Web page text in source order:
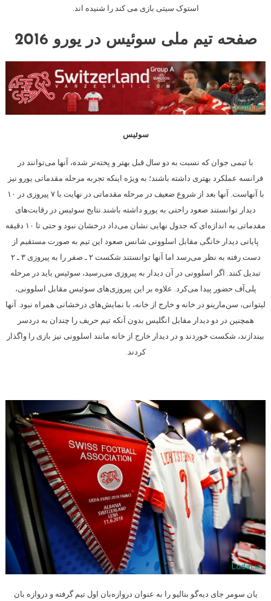
استوک سیتی بازی می کند را شنیده اند.
صفحه تیم ملی سوئیس در یورو 2016
سوئیس
با تیمی جوان که نسبت به دو سال قبل بهتر و پخته‌تر شده، آنها می‌توانند در
فرانسه عملکرد بهتری داشته ‏باشند؛ به ویژه اینکه تجربه مرحله مقدماتی یورو نیز
با آنهاست. آنها بعد از شروع ضعیف در مرحله ‏مقدماتی در نهایت با ۷ پیروزی در ۱۰
دیدار توانستند صعود راحتی به یورو داشته باشند‎.‎نتایج سوئیس در رقابت‌های
مقدماتی به اندازه‌ای که جدول نهایی نشان می‌داد درخشان نبود و حتی تا ۱۰ ‏دقیقه
پایانی دیدار خانگی مقابل اسلوونی شانس صعود این تیم به صورت مستقیم از
دست رفته به نظر ‏می‌رسد اما آنها توانستند شکست ۲ ـ صفر را به پیروزی ۳ ـ ‏‎۲
‎تبدیل کنند. اگر اسلوونی در آن دیدار به ‏پیروزی می‌رسید، سوئیس باید در مرحله
پلی‌آف حضور پیدا می‌کرد. علاوه بر این پیروزی‌های سوئیس ‏مقابل اسلوونی،
لیتوانی، سن‌مارینو در خانه و خارج از خانه، با نمایش‌های درخشانی همراه نبود. آنها
‏همچنین در دو دیدار مقابل انگلیس بدون آنکه تیم حریف را چندان به دردسر
بیندازند، شکست خوردند و ‏در دیدار خارج از خانه مانند اسلوونی نیز بازی را واگذار
کردند‎.
یان سومر جای دیه‌گو بنالیو را به عنوان دروازه‌بان اول تیم گرفته و دروازه بان